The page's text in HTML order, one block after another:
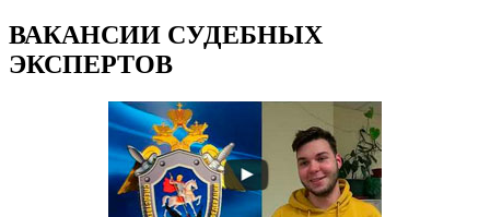
ВАКАНСИИ СУДЕБНЫХ
ЭКСПЕРТОВ